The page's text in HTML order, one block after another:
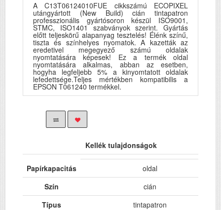
A C13T06124010FUE cikkszámú ECOPIXEL
utángyártott (New Build) cián tintapatron
professzionális gyártósoron készül ISO9001,
STMC, ISO1401 szabványok szerint. Gyártás
előtt teljeskörű alapanyag tesztelés! Élénk színű,
tiszta és színhelyes nyomatok. A kazetták az
eredetivel megegyező számú oldalak
nyomtatására képesek! Ez a termék oldal
nyomtatására alkalmas, abban az esetben,
hogyha legfeljebb 5% a kinyomtatott oldalak
lefedettsége.Teljes mértékben kompatibilis a
EPSON T061240 termékkel.
Kellék tulajdonságok
Papírkapacitás
oldal
Szín
cián
Típus
tintapatron